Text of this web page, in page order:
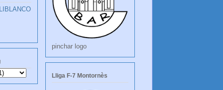
pinchar logo
Lliga F-7 Montornès